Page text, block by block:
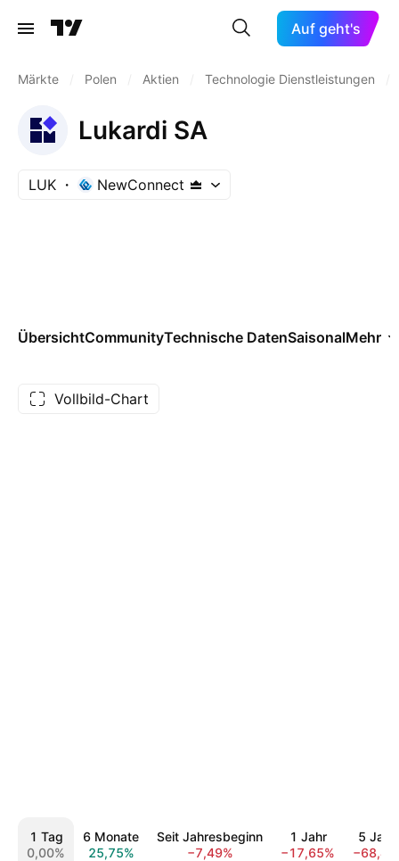
Auf geht's
Märkte Polen Aktien Technologie Dienstleistungen
Lukardi SA
LUK NewConnect
ÜbersichtCommunityTechnische DatenSaisonalMehr
Vollbild-Chart
1 Tag
0,00%
6 Monate
25,75%
Seit Jahresbeginn
−7,49%
1 Jahr
−17,65%
5